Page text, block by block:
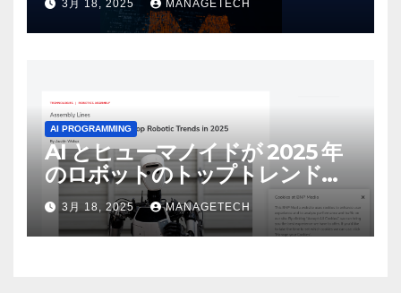
リース | VentureBeat
3月 18, 2025 MANAGETECH
AI PROGRAMMING
AI とヒューマノイドが 2025 年
のロボットのトップトレンドに |
ASSEMBLY
3月 18, 2025 MANAGETECH